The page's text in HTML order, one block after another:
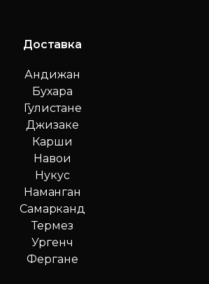
Доставка
Андижан
Бухара
Гулистане
Джизаке
Карши
Навои
Нукус
Наманган
Самарканд
Термез
Ургенч
Фергане